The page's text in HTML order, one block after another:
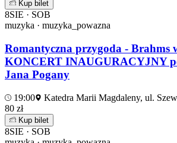
Kup bilet
8SIE · SOB
muzyka · muzyka_powazna
Romantyczna przygoda - Brahms
KONCERT INAUGURACYJNY
Jana Pogany
19:00 Katedra Marii Magdaleny, ul.
80 zł
Kup bilet
8SIE · SOB